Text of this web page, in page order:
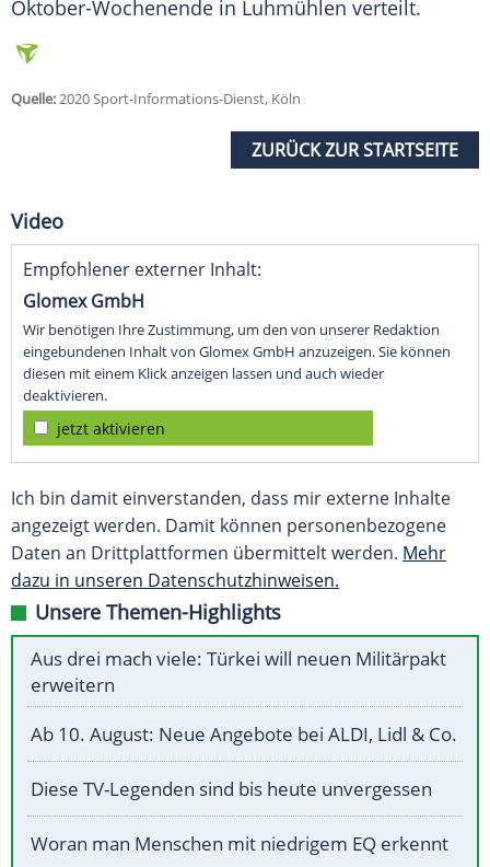
Oktober-Wochenende in Luhmühlen verteilt.
Quelle:2020 Sport-Informations-Dienst, Köln
ZURÜCK ZUR STARTSEITE
Video
Empfohlener externer Inhalt:
Glomex GmbH
Wir benötigen Ihre Zustimmung, um den von unserer Redaktion
eingebundenen Inhalt von Glomex GmbH anzuzeigen. Sie können
diesen mit einem Klick anzeigen lassen und auch wieder
deaktivieren.
jetzt aktivieren
Ich bin damit einverstanden, dass mir externe Inhalte
angezeigt werden. Damit können personenbezogene
Daten an Drittplattformen übermittelt werden. Mehr
dazu in unseren Datenschutzhinweisen.
Unsere Themen-Highlights
Aus drei mach viele: Türkei will neuen Militärpakt
erweitern
Ab 10. August: Neue Angebote bei ALDI, Lidl & Co.
Diese TV-Legenden sind bis heute unvergessen
Woran man Menschen mit niedrigem EQ erkennt